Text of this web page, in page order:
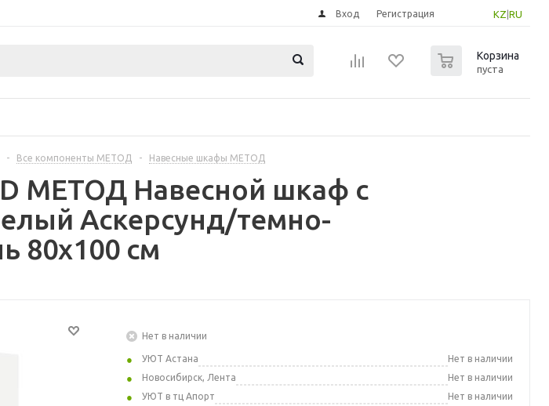
KZ RU
Вход Регистрация
Корзина
пуста
- Все компоненты МЕТОД - Навесные шкафы МЕТОД
МЕТОД Навесной шкаф с
Аскерсунд/темно-
80x100 см
Нет в наличии
УЮТ Астана
Нет в наличии
Новосибирск, Лента
Нет в наличии
УЮТ в тц Апорт
Нет в наличии